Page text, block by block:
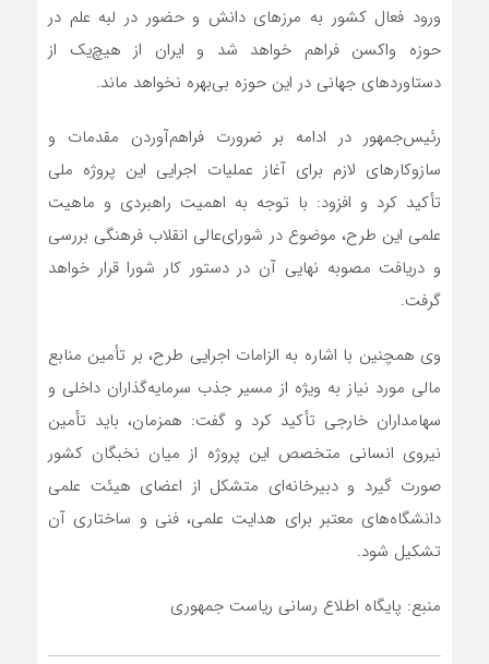
ورود فعال کشور به مرز‌های دانش و حضور در لبه علم در
حوزه واکسن فراهم خواهد شد و ایران از هیچ‌یک از
دستاورد‌های جهانی در این حوزه بی‌بهره نخواهد ماند.
رئیس‌جمهور در ادامه بر ضرورت فراهم‌آوردن مقدمات و
سازوکار‌های لازم برای آغاز عملیات اجرایی این پروژه ملی
تأکید کرد و افزود: با توجه به اهمیت راهبردی و ماهیت
علمی این طرح، موضوع در شورای‌عالی انقلاب فرهنگی بررسی
و دریافت مصوبه نهایی آن در دستور کار شورا قرار خواهد
گرفت.
وی همچنین با اشاره به الزامات اجرایی طرح، بر تأمین منابع
مالی مورد نیاز به ویژه از مسیر جذب سرمایه‌گذاران داخلی و
سهامداران خارجی تأکید کرد و گفت: همزمان، باید تأمین
نیروی انسانی متخصص این پروژه از میان نخبگان کشور
صورت گیرد و دبیرخانه‌ای متشکل از اعضای هیئت علمی
دانشگاه‌های معتبر برای هدایت علمی، فنی و ساختاری آن
تشکیل شود.
منبع: پایگاه اطلاع رسانی ریاست جمهوری